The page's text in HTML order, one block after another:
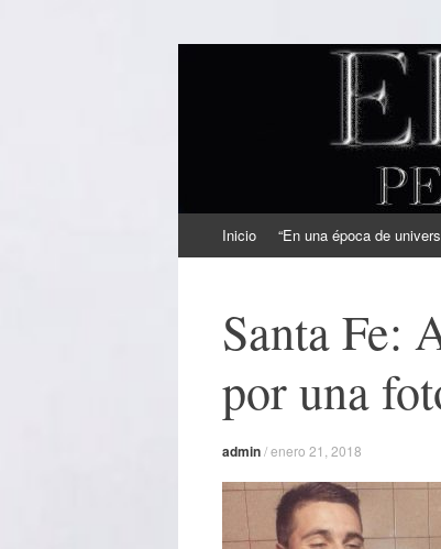
EL
Periodismo Inteligente
al
Inicio “En una época de
Santa Fe:
por una
admin/enero 21, 2018